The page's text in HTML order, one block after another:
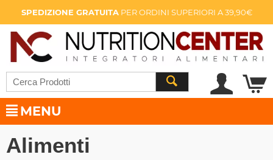
SPEDIZIONE GRATUITAPER ORDINI SUPERIORI A 39,90€
MENU
Alimenti